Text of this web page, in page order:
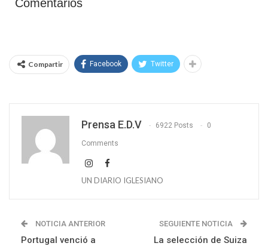
Comentarios
Compartir Facebook Twitter
Prensa E.D.V 6922 Posts 0
Comments
UN DIARIO IGLESIANO
NOTICIA ANTERIOR
Portugal venció a
SEGUIENTE NOTICIA
La selección de Suiza